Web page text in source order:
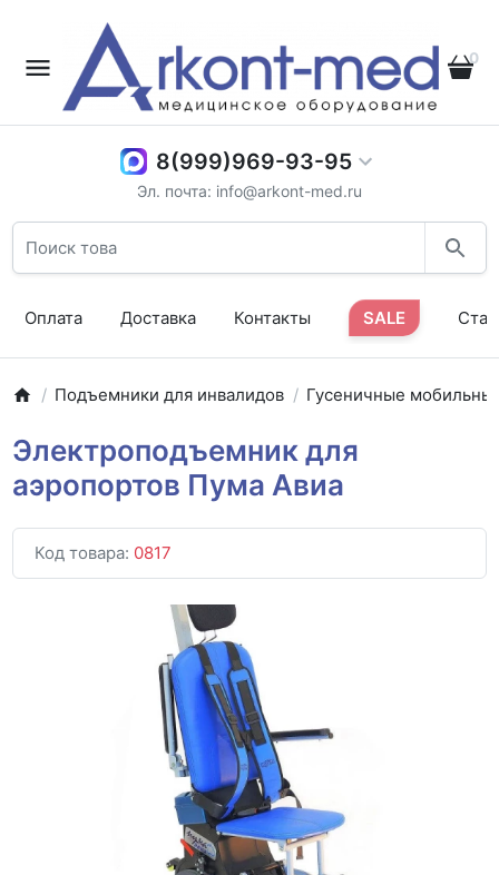
0
8(999)969-93-95
Эл. почта: info@arkont-med.ru
Оплата Доставка Контакты SALE
Подъемники для инвалидов Гусеничные
Электроподъемник для
аэропортов Пума Авиа
Код товара: 0817